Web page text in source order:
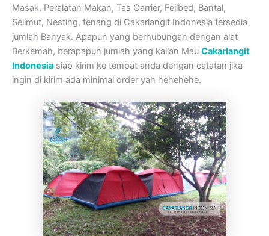
Masak, Peralatan Makan, Tas Carrier, Feilbed, Bantal,
Selimut, Nesting, tenang di Cakarlangit Indonesia tersedia
jumlah Banyak. Apapun yang berhubungan dengan alat
Berkemah, berapapun jumlah yang kalian Mau Cakarlangit
Indonesia siap kirim ke tempat anda dengan catatan jika
ingin di kirim ada minimal order yah hehehehe.